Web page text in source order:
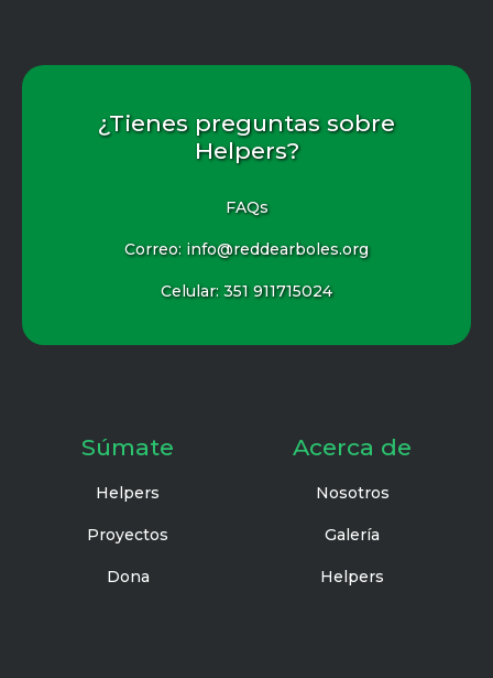
¿Tienes preguntas sobre
Helpers?
FAQs
Correo: info@reddearboles.org
Celular: 351 911715024
Súmate
Helpers
Proyectos
Dona
Acerca de
Nosotros
Galería
Helpers